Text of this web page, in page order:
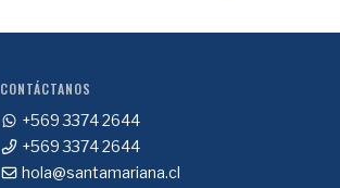
CONTÁCTANOS
+569 3374 2644
+569 3374 2644
hola@santamariana.cl